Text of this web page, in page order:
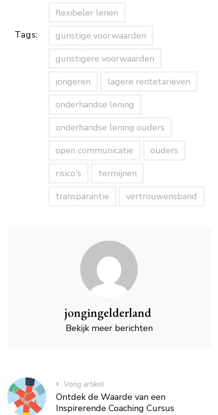
Tags:
flexibeler lenen
gunstige voorwaarden
gunstigere voorwaarden
jongeren
lagere rentetarieven
onderhandse lening
onderhandse lening ouders
open communicatie
ouders
risico's
termijnen
transparantie
vertrouwensband
jongingelderland
Bekijk meer berichten
Vorig artikel
Ontdek de Waarde van een
Inspirerende Coaching Cursus